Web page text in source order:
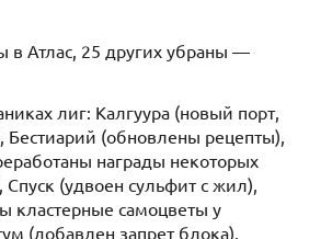
в Атлас, 25 других убраны —
лиг: Калгуура (новый порт,
Бестиарий (обновлены рецепты),
награды некоторых
(удвоен сульфит с жил),
кластерные самоцветы у
(добавлен запрет блока).